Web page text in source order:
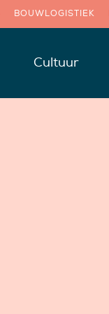
Cultuur
BOUWLOGISTIEK